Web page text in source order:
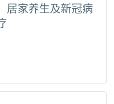
居家养生及新冠病